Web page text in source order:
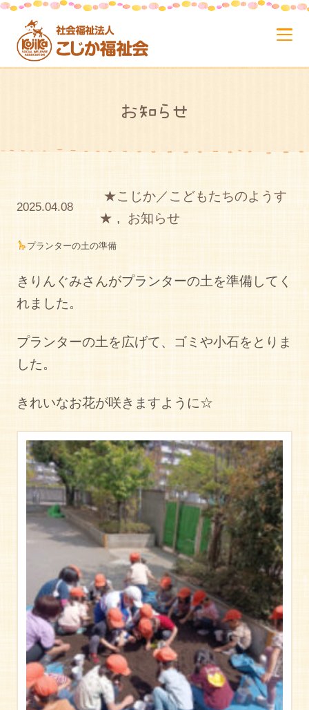
お知らせ
2025.04.08
★こじか／こどもたちのようす
★ , お知らせ
プランターの土の準備
きりんぐみさんがプランターの土を準備してく
れました。
プランターの土を広げて、ゴミや小石をとりま
した。
きれいなお花が咲きますように☆